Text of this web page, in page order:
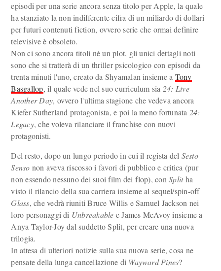
episodi per una serie ancora senza titolo per Apple, la quale
ha stanziato la non indifferente cifra di un miliardo di dollari
per futuri contenuti fiction, ovvero serie che ormai definire
televisive è obsoleto.
Non ci sono ancora titoli né un plot, gli unici dettagli noti
sono che si tratterà di un thriller psicologico con episodi da
trenta minuti l'uno, creato da Shyamalan insieme a Tony
Basgallop, il quale vede nel suo curriculum sia 24: Live
Another Day, ovvero l'ultima stagione che vedeva ancora
Kiefer Sutherland protagonista, e poi la meno fortunata 24:
Legacy, che voleva rilanciare il franchise con nuovi
protagonisti.
Del resto, dopo un lungo periodo in cui il regista del Sesto
Senso non aveva riscosso i favori di pubblico e critica (pur
non essendo nessuno dei suoi film dei flop), conSplitha
visto il rilancio della sua carriera insieme al sequel/spin-off
Glass, che vedrà riuniti Bruce Willis e Samuel Jackson nei
loro personaggi di Unbreakable e James McAvoy insieme a
Anya Taylor-Joy dal suddetto Split, per creare una nuova
trilogia.
In attesa di ulteriori notizie sulla sua nuova serie, cosa ne
pensate della lunga cancellazione di Wayward Pines?